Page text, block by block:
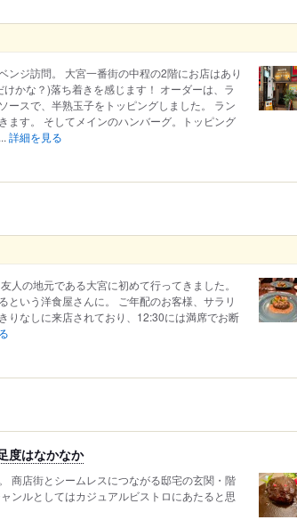
ジ訪問。 大宮一番街の中程の2階にお店はあり
かな？)落ち着きを感じます！ オーダーは、ラ
ースで、半熟玉子をトッピングしました。 ラン
ます。 そしてメインのハンバーグ。トッピング
詳細を見る
人の地元である大宮に初めて行ってきました。
いう洋食屋さんに。 ご年配のお客様、サラリ
りなしに来店されており、12:30には満席でお断
度はなかなか
商店街とシームレスにつながる邸宅の玄関・階
ンルとしてはカジュアルビストロにあたると思